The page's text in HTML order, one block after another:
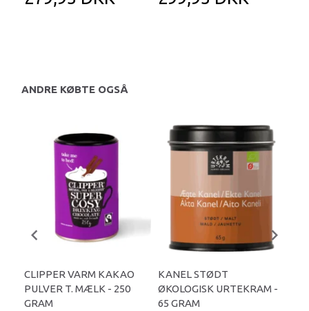
ANDRE KØBTE OGSÅ
CLIPPER VARM KAKAO
PULVER T. MÆLK - 250
GRAM
KANEL STØDT
ØKOLOGISK URTEKRAM -
65 GRAM